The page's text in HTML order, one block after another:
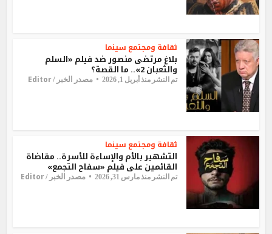
ثقافة ومجتمع سينما
بلاغ مرتضى منصور ضد فيلم «السلم
والثعبان 2».. ما القصة؟
تم النشر منذ أبريل 1, 2026 مصدر الخبر /Editor
ثقافة ومجتمع سينما
التشهير بالأم والإساءة للأسرة.. مقاضاة
القائمين على فيلم «سفاح التجمع»
تم النشر منذ مارس 31, 2026 مصدر الخبر /Editor